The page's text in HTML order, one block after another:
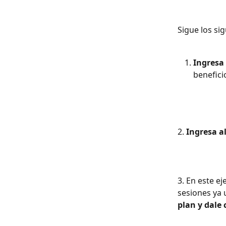
Sigue los
Ingresa
2. Ingresa
3. En este
sesiones ya
plan y dale